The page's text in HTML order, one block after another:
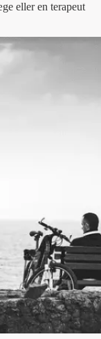
eller en terapeut